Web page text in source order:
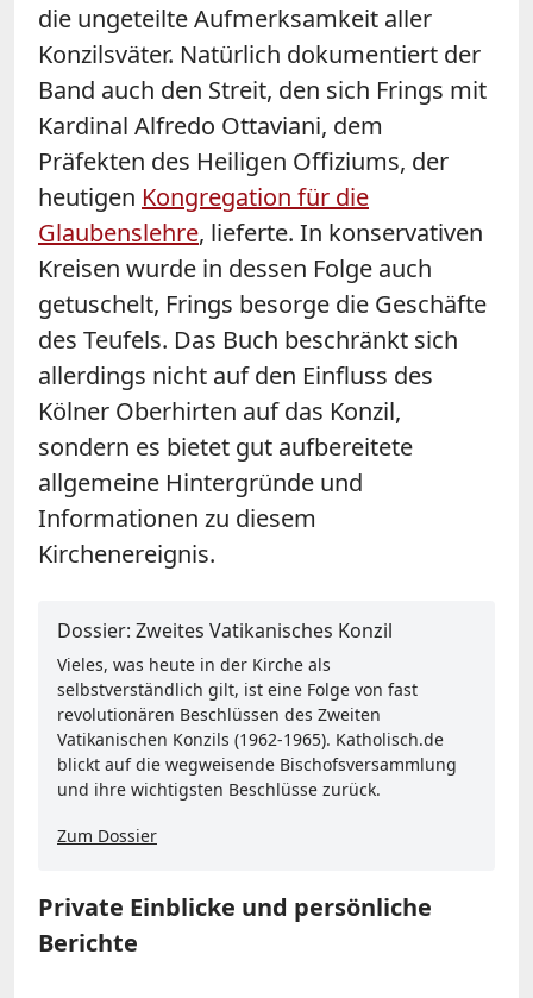
die ungeteilte Aufmerksamkeit aller
Konzilsväter. Natürlich dokumentiert der
Band auch den Streit, den sich Frings mit
Kardinal Alfredo Ottaviani, dem
Präfekten des Heiligen Offiziums, der
heutigen Kongregation für die
Glaubenslehre, lieferte. In konservativen
Kreisen wurde in dessen Folge auch
getuschelt, Frings besorge die Geschäfte
des Teufels. Das Buch beschränkt sich
allerdings nicht auf den Einfluss des
Kölner Oberhirten auf das Konzil,
sondern es bietet gut aufbereitete
allgemeine Hintergründe und
Informationen zu diesem
Kirchenereignis.
Dossier: Zweites Vatikanisches Konzil
Vieles, was heute in der Kirche als
selbstverständlich gilt, ist eine Folge von fast
revolutionären Beschlüssen des Zweiten
Vatikanischen Konzils (1962-1965). Katholisch.de
blickt auf die wegweisende Bischofsversammlung
und ihre wichtigsten Beschlüsse zurück.
Zum Dossier
Private Einblicke und persönliche
Berichte